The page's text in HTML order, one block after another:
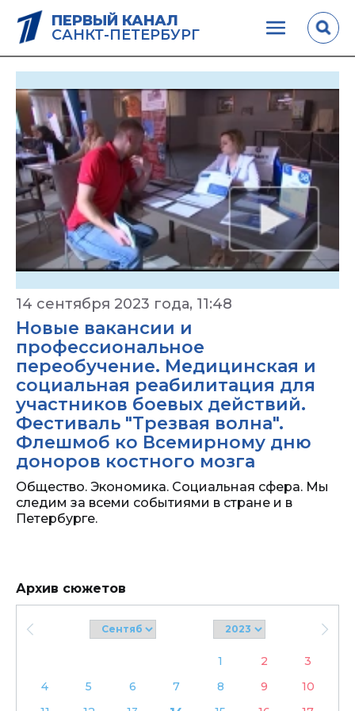
ПЕРВЫЙ КАНАЛ
САНКТ-ПЕТЕРБУРГ
14 сентября 2023 года, 11:48
Новые вакансии и
профессиональное
переобучение. Медицинская и
социальная реабилитация для
участников боевых действий.
Фестиваль "Трезвая волна".
Флешмоб ко Всемирному дню
доноров костного мозга
Общество. Экономика. Социальная сфера. Мы
следим за всеми событиями в стране и в
Петербурге.
Архив сюжетов
1 2
3
4
5 6 7 8 9
10